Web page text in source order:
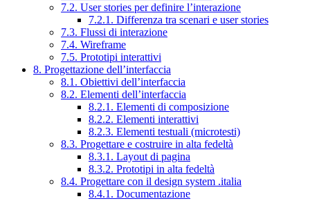
7.2. User stories per definire l’interazione
7.2.1. Differenza tra scenari e user stories
7.3. Flussi di interazione
7.4. Wireframe
7.5. Prototipi interattivi
8. Progettazione dell’interfaccia
8.1. Obiettivi dell’interfaccia
8.2. Elementi dell’interfaccia
8.2.1. Elementi di composizione
8.2.2. Elementi interattivi
8.2.3. Elementi testuali (microtesti)
8.3. Progettare e costruire in alta fedeltà
8.3.1. Layout di pagina
8.3.2. Prototipi in alta fedeltà
8.4. Progettare con il design system .italia
8.4.1. Documentazione